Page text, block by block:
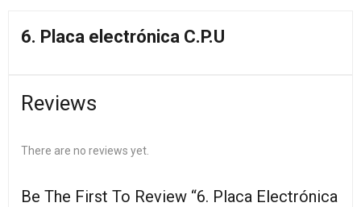
6. Placa electrónica C.P.U
Reviews
There are no reviews yet.
Be The First To Review “6. Placa Electrónica